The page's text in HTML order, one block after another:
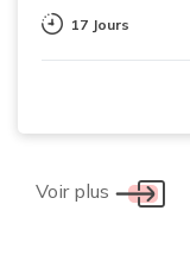
Voir plus
17 Jours